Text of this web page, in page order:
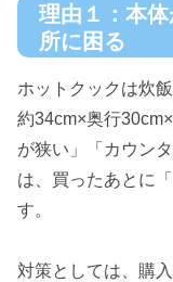
理由１：本
所に困る
ホットクックは炊
約34cm×奥行
が狭い」「カウン
は、買ったあとに
す。
対策としては、購